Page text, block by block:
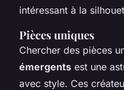
intéressant à la
Pièces uniques
Chercher des pièces
émergents est une
avec style. Ces